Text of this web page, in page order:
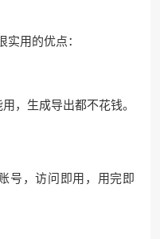
用的优点：
，生成导出都不花钱。
号，访问即用，用完即